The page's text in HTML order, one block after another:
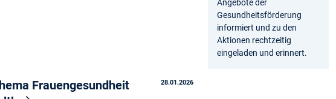
28.01.2026
Frauengesundheit
Angebote der
Gesundheitsförderung
informiert und zu den
Aktionen rechtzeitig
eingeladen und erinnert.